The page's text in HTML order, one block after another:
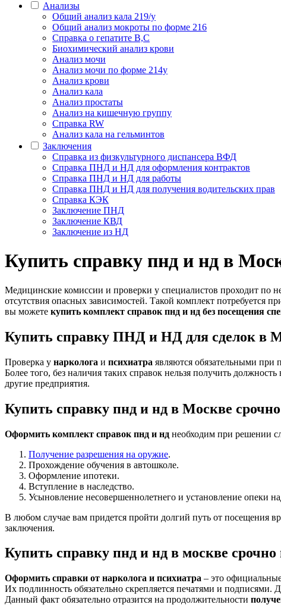
Анализы
Общий анализ кала 219/у
Общий анализ мокроты по форме 216
Справка о гепатите B,C
Биохимический анализ крови
Анализ мочи
Анализ мочи по форме 214у
Анализ крови
Анализ кала
Анализ простаты
Анализ на кишечную группу
Справка RW
Анализ кала на гельминтов
Заключения
Cправка из физкультурного диспансера ВФД
Справка ПНД и НД для оформления контрактов
Справка ПНД и НД для работы
Справка ПНД и НД для получения водительских прав
Справка КЭК
Заключение ПНД
Заключение КВД
Заключение из НД
Купить справку пнд и нд в
Медицинские комиссии и проверки у специалистов проходит по
отсутствия опасных зависимостей. Такой комплект потребуется
вы можете купить комплект справок пнд и нд без посещения
Купить справку ПНД и НД для сделок в
Проверка у нарколога и психиатра являются обязательными при
Более того, без наличия таких справок нельзя получить
другие предприятия.
Купить справку пнд и нд в Москве срочно
Оформить комплект справок пнд и нд необходим при решении
Получение разрешения на оружие.
Прохождение обучения в автошколе.
Оформление ипотеки.
Вступление в наследство.
Усыновление несовершеннолетнего и установление опеки
В любом случае вам придется пройти долгий путь от посещения
заключения.
Купить справку пнд и нд в москве срочно
Оформить справки от нарколога и психиатра – это
Их подлинность обязательно скрепляется печатями и подписями.
Данный факт обязательно отразится на продолжительности